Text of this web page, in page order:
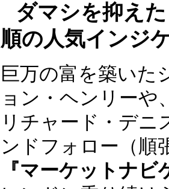
で役立つ情報が満
▼ 動画を見る
ダマシを抑え
順の人気インジ
巨万の富を築いた
ョン・ヘンリー